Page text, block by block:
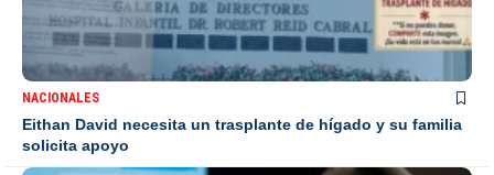
NACIONALES
Eithan David necesita un trasplante de hígado y su familia
solicita apoyo